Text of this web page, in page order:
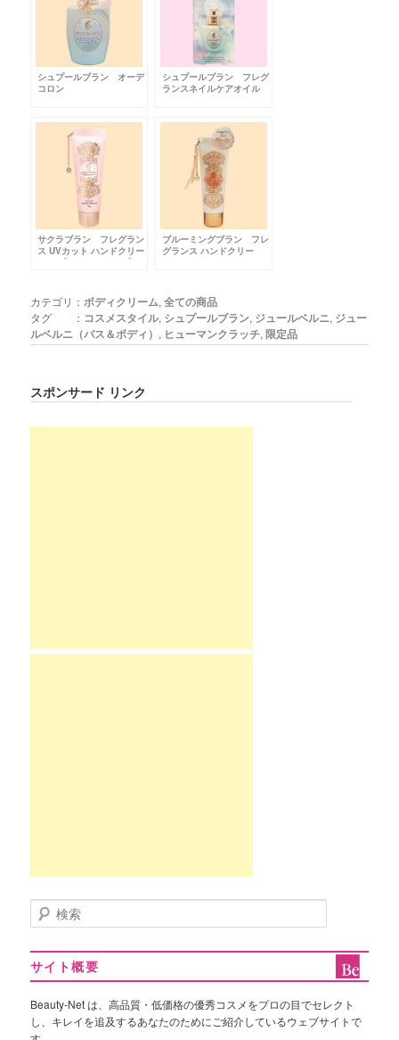
シュプールブラン オーデ
コロン
シュプールブラン フレグ
ランスネイルケアオイル
サクラブラン フレグラン
ス UVカット ハンドクリー
ムRN【SPF20・PA++】
ブルーミングブラン フレ
グランス ハンドクリー
ム ウィズ ネイル
カテゴリ： ボディクリーム,全ての商品
タグ ： コスメスタイル, シュプールブラン, ジュールベルニ, ジュー
ルベルニ（バス＆ボディ） , ヒューマンクラッチ,限定品
スポンサード リンク
検
索
サイト概要
Beauty-Net は、高品質・低価格の優秀コスメをプロの目でセレクト
し、キレイを追及するあなたのためにご紹介しているウェブサイトで